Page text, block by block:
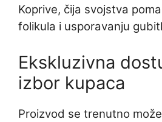
Koprive, čija svojstva
folikula i usporavanju
Ekskluzivna
izbor kupaca
Proizvod se trenutno